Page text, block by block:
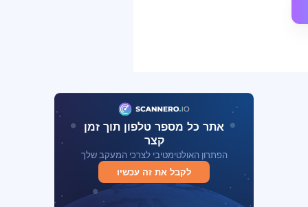
אתר כל מספר טלפון תוך זמן
קצר
הפתרון האולטימטיבי לצרכי המעקב שלך
לקבל את זה עכשיו